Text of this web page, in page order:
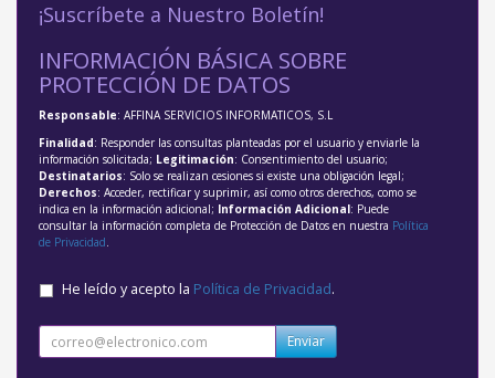
¡Suscríbete a Nuestro Boletín!
INFORMACIÓN BÁSICA SOBRE
PROTECCIÓN DE DATOS
Responsable: AFFINA SERVICIOS INFORMATICOS, S.L
Finalidad: Responder las consultas planteadas por el usuario y enviarle la
información solicitada; Legitimación: Consentimiento del usuario;
Destinatarios: Solo se realizan cesiones si existe una obligación legal;
Derechos: Acceder, rectificar y suprimir, así como otros derechos, como se
indica en la información adicional; Información Adicional: Puede
consultar la información completa de Protección de Datos en nuestra Política
de Privacidad.
He leído y acepto la Política de Privacidad.
Enviar